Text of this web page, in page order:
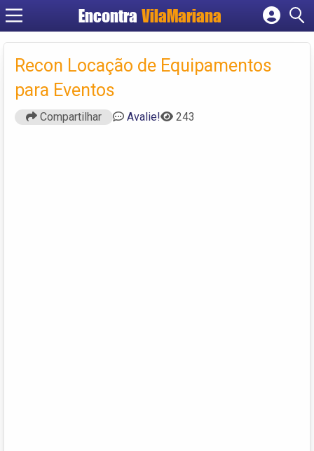
EncontraVilaMariana
Cadastrar empresa
Criar conta
Recon Locação de Equipamentos
para Eventos
Compartilhar Avalie! 243